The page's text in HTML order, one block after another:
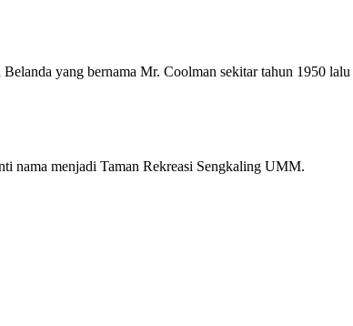
yang bernama Mr. Coolman sekitar tahun 1950 lalu
nama menjadi Taman Rekreasi Sengkaling UMM.